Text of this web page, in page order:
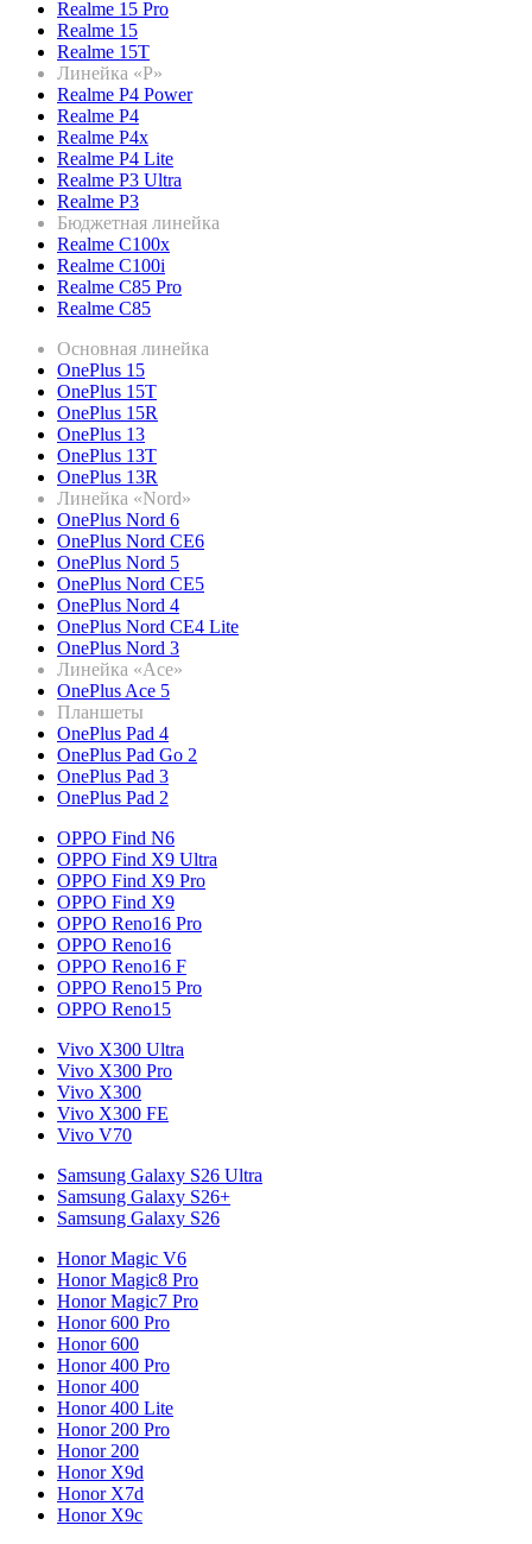
Realme 15 Pro
Realme 15
Realme 15T
Линейка «P»
Realme P4 Power
Realme P4
Realme P4x
Realme P4 Lite
Realme P3 Ultra
Realme P3
Бюджетная линейка
Realme C100x
Realme C100i
Realme C85 Pro
Realme C85
Основная линейка
OnePlus 15
OnePlus 15T
OnePlus 15R
OnePlus 13
OnePlus 13T
OnePlus 13R
Линейка «Nord»
OnePlus Nord 6
OnePlus Nord CE6
OnePlus Nord 5
OnePlus Nord CE5
OnePlus Nord 4
OnePlus Nord CE4 Lite
OnePlus Nord 3
Линейка «Ace»
OnePlus Ace 5
Планшеты
OnePlus Pad 4
OnePlus Pad Go 2
OnePlus Pad 3
OnePlus Pad 2
OPPO Find N6
OPPO Find X9 Ultra
OPPO Find X9 Pro
OPPO Find X9
OPPO Reno16 Pro
OPPO Reno16
OPPO Reno16 F
OPPO Reno15 Pro
OPPO Reno15
Vivo X300 Ultra
Vivo X300 Pro
Vivo X300
Vivo X300 FE
Vivo V70
Samsung Galaxy S26 Ultra
Samsung Galaxy S26+
Samsung Galaxy S26
Honor Magic V6
Honor Magic8 Pro
Honor Magic7 Pro
Honor 600 Pro
Honor 600
Honor 400 Pro
Honor 400
Honor 400 Lite
Honor 200 Pro
Honor 200
Honor X9d
Honor X7d
Honor X9c